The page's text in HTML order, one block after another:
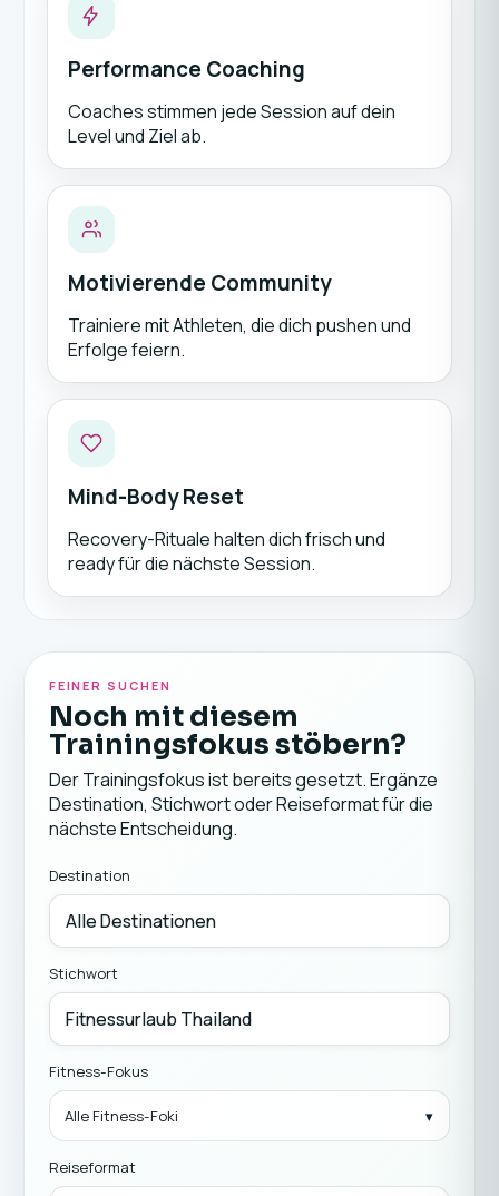
Performance Coaching
Coaches stimmen jede Session auf dein
Level und Ziel ab.
Motivierende Community
Trainiere mit Athleten, die dich pushen und
Erfolge feiern.
Mind-Body Reset
Recovery-Rituale halten dich frisch und
ready für die nächste Session.
FEINER SUCHEN
Noch mit diesem
Trainingsfokus stöbern?
Der Trainingsfokus ist bereits gesetzt. Ergänze
Destination, Stichwort oder Reiseformat für die
nächste Entscheidung.
Destination
Stichwort
Fitness-Fokus
Alle Fitness-Foki
Reiseformat